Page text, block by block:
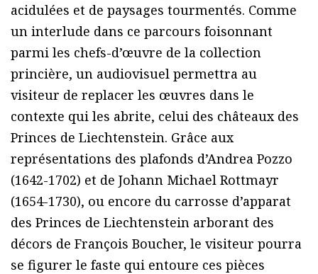
acidulées et de paysages tourmentés. Comme
un interlude dans ce parcours foisonnant
parmi les chefs-d’œuvre de la collection
princière, un audiovisuel permettra au
visiteur de replacer les œuvres dans le
contexte qui les abrite, celui des châteaux des
Princes de Liechtenstein. Grâce aux
représentations des plafonds d’Andrea Pozzo
(1642-1702) et de Johann Michael Rottmayr
(1654-1730), ou encore du carrosse d’apparat
des Princes de Liechtenstein arborant des
décors de François Boucher, le visiteur pourra
se figurer le faste qui entoure ces pièces